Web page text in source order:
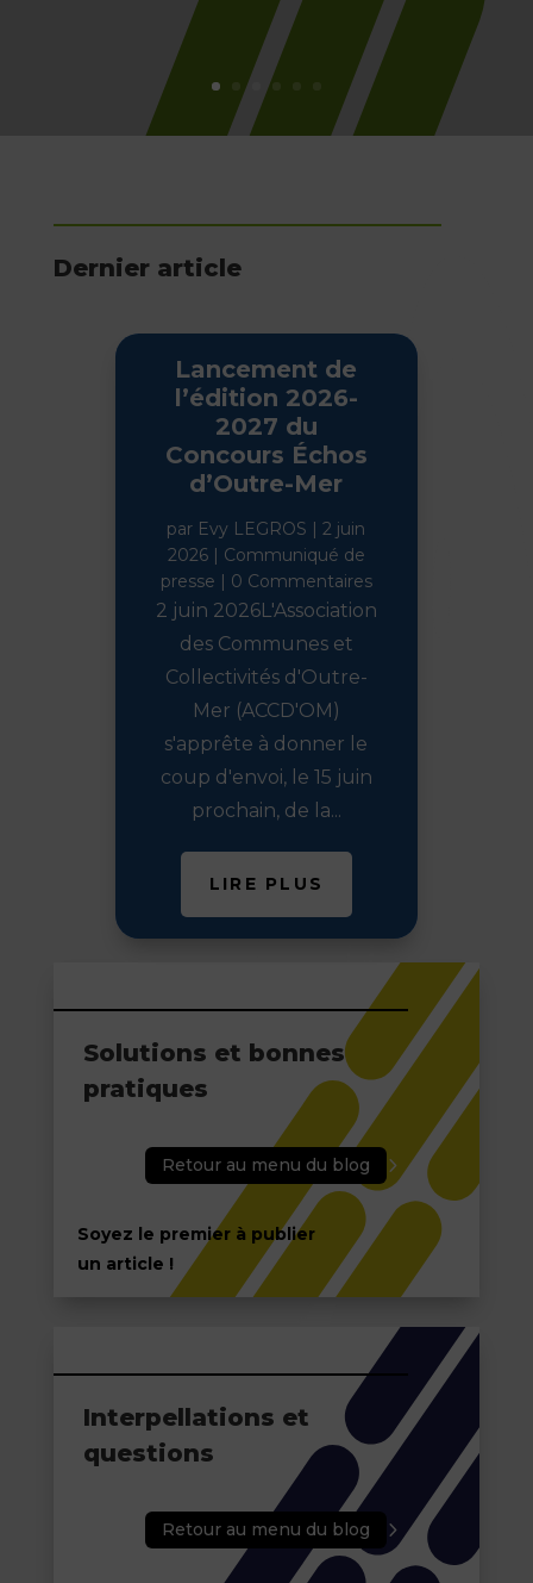
Dernier article
Lancement de
l’édition 2026-
2027 du
Concours Échos
d’Outre-Mer
par Evy LEGROS |2 juin
2026| Communiqué de
presse | 0 Commentaires
2 juin 2026L'Association
des Communes et
Collectivités d'Outre-
Mer (ACCD'OM)
s'apprête à donner le
coup d'envoi, le 15 juin
prochain, de la...
LIRE PLUS
Solutions et bonnes
pratiques
Retour au menu du blog
Soyez le premier à publier
un article !
Interpellations et
questions
Retour au menu du blog